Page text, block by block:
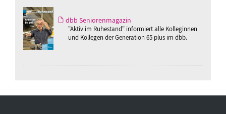
dbb Seniorenmagazin
"Aktiv im Ruhestand" informiert alle Kolleginnen
und Kollegen der Generation 65 plus im dbb.